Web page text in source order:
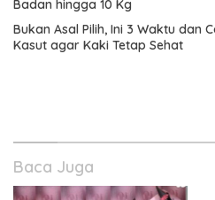
Badan hingga 10 Kg
Bukan Asal Pilih, Ini 3 Waktu dan
Kasut agar Kaki Tetap Sehat
Baca Juga